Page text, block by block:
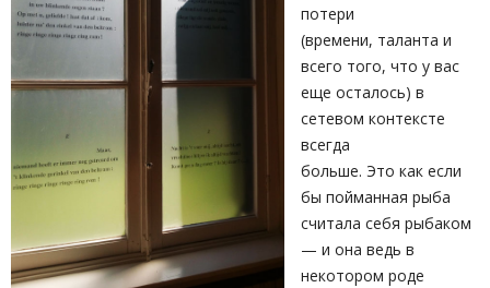
потери
(времени, таланта и
всего того, что у вас
еще осталось) в
сетевом контексте
всегда
больше. Это как если
бы пойманная рыба
считала себя рыбаком
— и она ведь в
некотором роде